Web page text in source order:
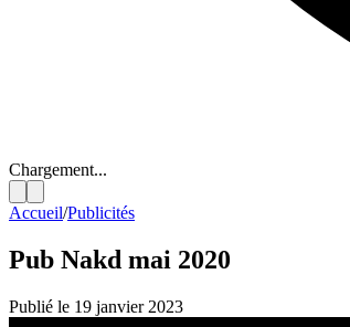
Chargement...
Accueil/Publicités
Pub Nakd mai 2020
Publié le 19 janvier 2023